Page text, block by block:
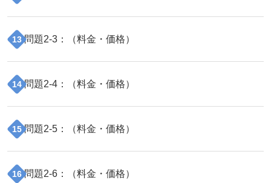
13 問題2-3 ：（料金・価格）
14 問題2-4 ：（料金・価格）
15 問題2-5 ：（料金・価格）
16 問題2-6 ：（料金・価格）